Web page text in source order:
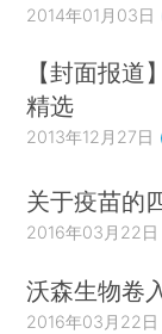
2014年01月03日
【封面报道
精选
2013年12月27日
关于疫苗的
2016年03月22日
沃森生物卷
2016年03月22日